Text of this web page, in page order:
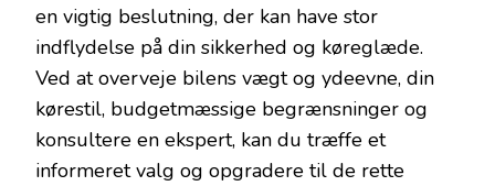
en vigtig beslutning, der kan have stor
indflydelse på din sikkerhed og køreglæde.
Ved at overveje bilens vægt og ydeevne, din
kørestil, budgetmæssige begrænsninger og
konsultere en ekspert, kan du træffe et
informeret valg og opgradere til de rette